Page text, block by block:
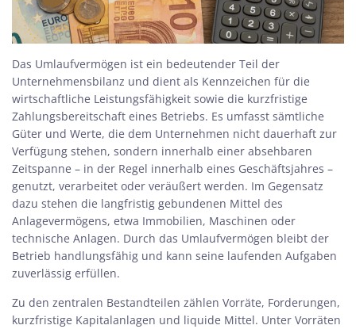
Das Umlaufvermögen ist ein bedeutender Teil der
Unternehmensbilanz und dient als Kennzeichen für die
wirtschaftliche Leistungsfähigkeit sowie die kurzfristige
Zahlungsbereitschaft eines Betriebs. Es umfasst sämtliche
Güter und Werte, die dem Unternehmen nicht dauerhaft zur
Verfügung stehen, sondern innerhalb einer absehbaren
Zeitspanne – in der Regel innerhalb eines Geschäftsjahres –
genutzt, verarbeitet oder veräußert werden. Im Gegensatz
dazu stehen die langfristig gebundenen Mittel des
Anlagevermögens, etwa Immobilien, Maschinen oder
technische Anlagen. Durch das Umlaufvermögen bleibt der
Betrieb handlungsfähig und kann seine laufenden Aufgaben
zuverlässig erfüllen.
Zu den zentralen Bestandteilen zählen Vorräte, Forderungen,
kurzfristige Kapitalanlagen und liquide Mittel. Unter Vorräten